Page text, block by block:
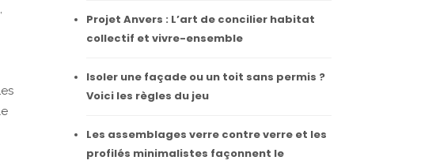
Projet Anvers : L’art de concilier habitat
collectif et vivre-ensemble
Isoler une façade ou un toit sans permis ?
Voici les règles du jeu
Les assemblages verre contre verre et les
profilés minimalistes façonnent le